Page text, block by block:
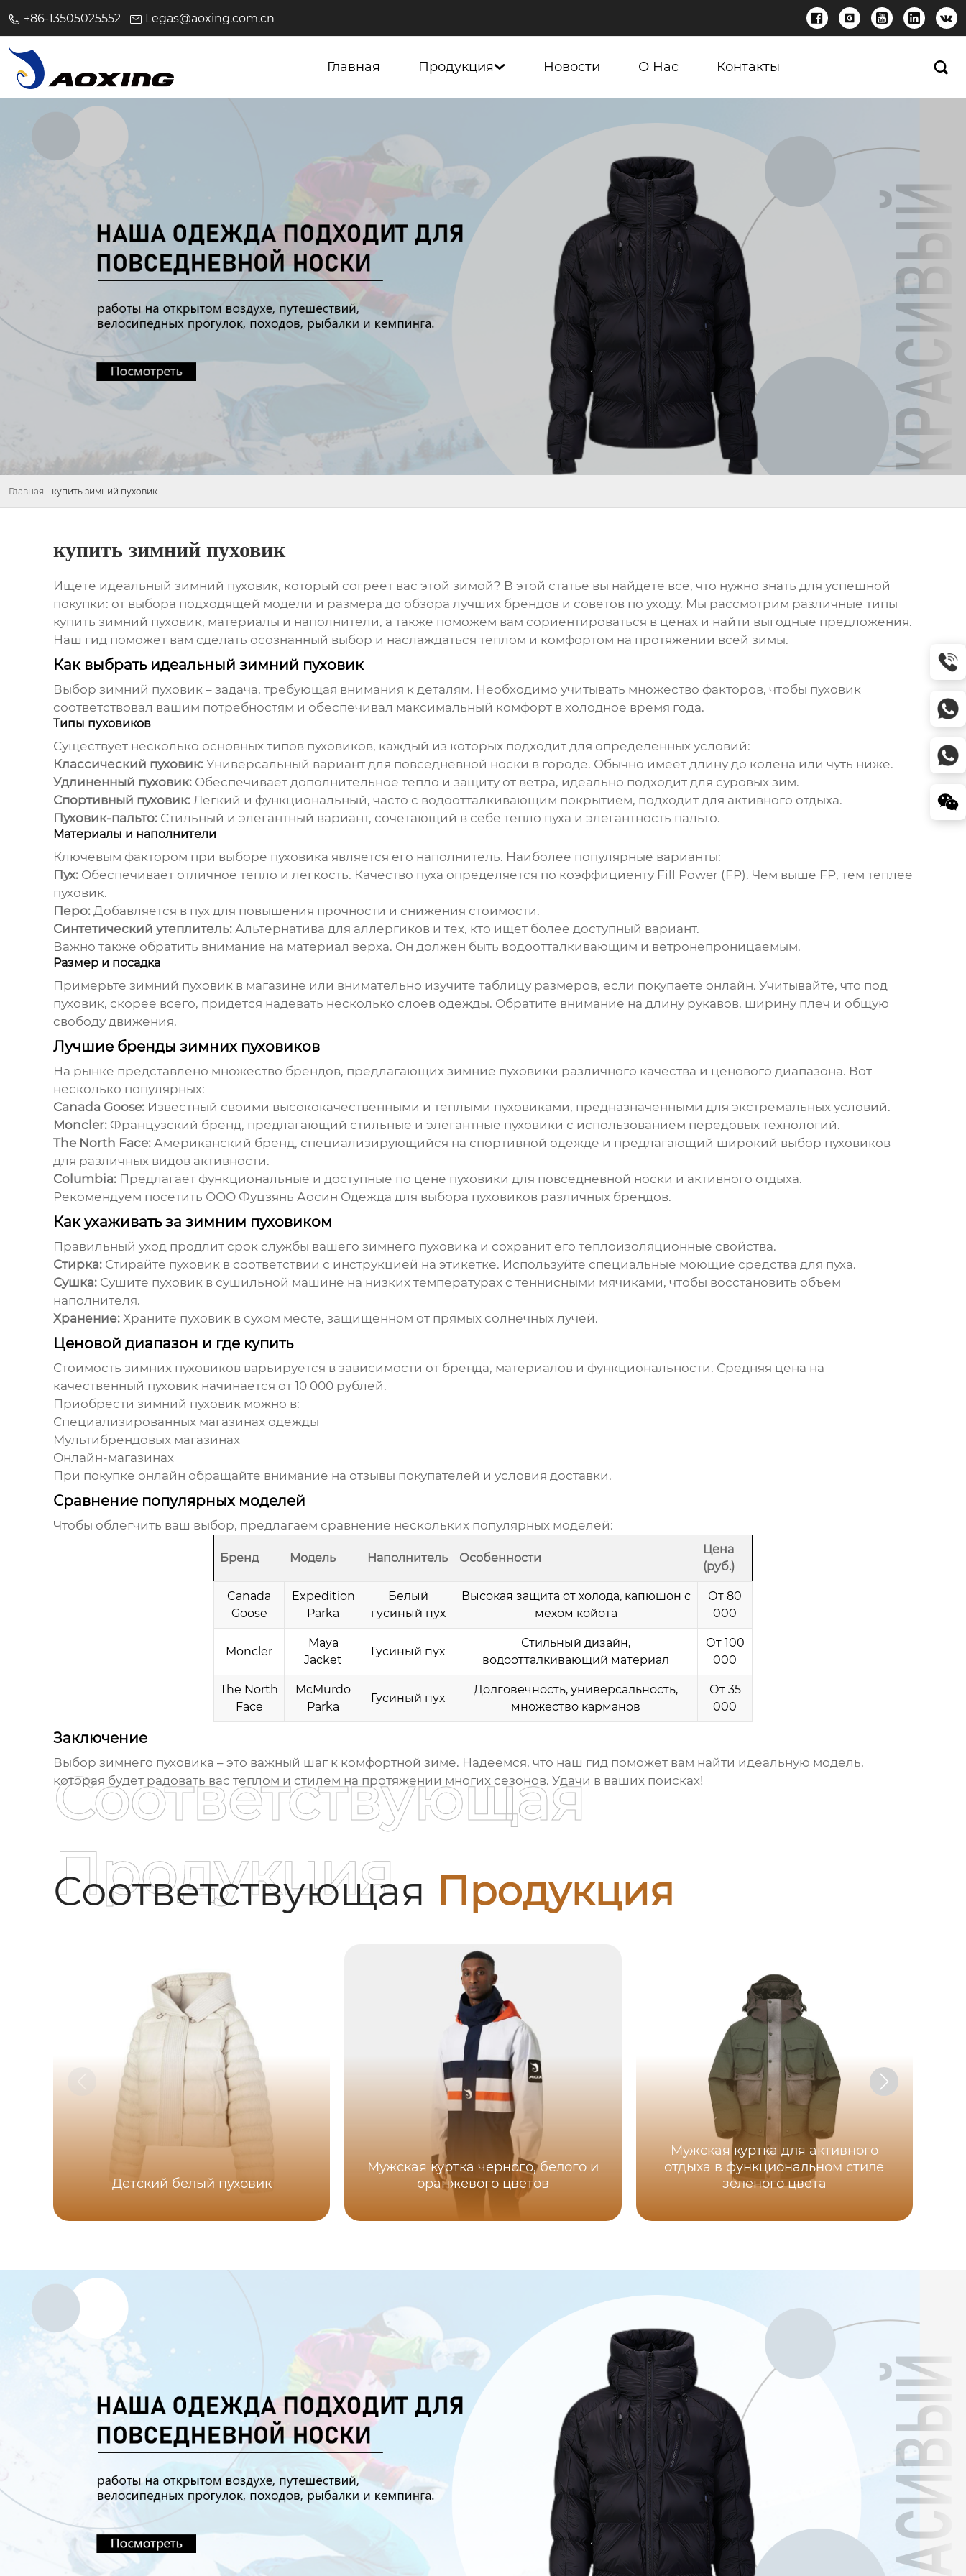
+86-13505025552 Legas@aoxing.com.cn     
Главная Продукция Новости О Нас Контакты 
Главная - купить зимний пуховик
купить зимний пуховик
Ищете идеальный зимний пуховик, который согреет вас этой зимой? В этой статье вы найдете все, что нужно знать для успешной
покупки: от выбора подходящей модели и размера до обзора лучших брендов и советов по уходу. Мы рассмотрим различные типы
купить зимний пуховик, материалы и наполнители, а также поможем вам сориентироваться в ценах и найти выгодные предложения.
Наш гид поможет вам сделать осознанный выбор и наслаждаться теплом и комфортом на протяжении всей зимы.
Как выбрать идеальный зимний пуховик
Выбор зимний пуховик– задача, требующая внимания к деталям. Необходимо учитывать множество факторов, чтобы пуховик
соответствовал вашим потребностям и обеспечивал максимальный комфорт в холодное время года.
Типы пуховиков
Существует несколько основных типов пуховиков, каждый из которых подходит для определенных условий:
Классический пуховик:Универсальный вариант для повседневной носки в городе. Обычно имеет длину до колена или чуть ниже.
Удлиненный пуховик:Обеспечивает дополнительное тепло и защиту от ветра, идеально подходит для суровых зим.
Спортивный пуховик:Легкий и функциональный, часто с водоотталкивающим покрытием, подходит для активного отдыха.
Пуховик-пальто:Стильный и элегантный вариант, сочетающий в себе тепло пуха и элегантность пальто.
Материалы и наполнители
Ключевым фактором при выборе пуховика является его наполнитель. Наиболее популярные варианты:
Пух:Обеспечивает отличное тепло и легкость. Качество пуха определяется по коэффициенту Fill Power (FP). Чем выше FP, тем теплее
пуховик.
Перо:Добавляется в пух для повышения прочности и снижения стоимости.
Синтетический утеплитель:Альтернатива для аллергиков и тех, кто ищет более доступный вариант.
Важно также обратить внимание на материал верха. Он должен быть водоотталкивающим и ветронепроницаемым.
Размер и посадка
Примерьте зимний пуховикв магазине или внимательно изучите таблицу размеров, если покупаете онлайн. Учитывайте, что под
пуховик, скорее всего, придется надевать несколько слоев одежды. Обратите внимание на длину рукавов, ширину плеч и общую
свободу движения.
Лучшие бренды зимних пуховиков
На рынке представлено множество брендов, предлагающих зимние пуховики различного качества и ценового диапазона. Вот
несколько популярных:
Canada Goose:Известный своими высококачественными и теплыми пуховиками, предназначенными для экстремальных условий.
Moncler:Французский бренд, предлагающий стильные и элегантные пуховики с использованием передовых технологий.
The North Face:Американский бренд, специализирующийся на спортивной одежде и предлагающий широкий выбор пуховиков
для различных видов активности.
Columbia:Предлагает функциональные и доступные по цене пуховики для повседневной носки и активного отдыха.
Рекомендуем посетить ООО Фуцзянь Аосин Одежда для выбора пуховиков различных брендов.
Как ухаживать за зимним пуховиком
Правильный уход продлит срок службы вашего зимнего пуховика и сохранит его теплоизоляционные свойства.
Стирка:Стирайте пуховик в соответствии с инструкцией на этикетке. Используйте специальные моющие средства для пуха.
Сушка:Сушите пуховик в сушильной машине на низких температурах с теннисными мячиками, чтобы восстановить объем
наполнителя.
Хранение:Храните пуховик в сухом месте, защищенном от прямых солнечных лучей.
Ценовой диапазон и где купить
Стоимость зимних пуховиковварьируется в зависимости от бренда, материалов и функциональности. Средняя цена на
качественный пуховик начинается от 10 000 рублей.
Приобрести зимний пуховикможно в:
Специализированных магазинах одежды
Мультибрендовых магазинах
Онлайн-магазинах
При покупке онлайн обращайте внимание на отзывы покупателей и условия доставки.
Сравнение популярных моделей
Чтобы облегчить ваш выбор, предлагаем сравнение нескольких популярных моделей:
Бренд Модель Наполнитель Особенности
Цена
(руб.)
Canada
Goose
Expedition
Parka
Белый
гусиный пух
Высокая защита от холода, капюшон с
мехом койота
От 80
000
Moncler
Maya
Jacket
Гусиный пух
Стильный дизайн,
водоотталкивающий материал
От 100
000
The North
Face
McMurdo
Parka
Гусиный пух
Долговечность, универсальность,
множество карманов
От 35
000
Заключение
Выбор зимнего пуховика – это важный шаг к комфортной зиме. Надеемся, что наш гид поможет вам найти идеальную модель,
которая будет радовать вас теплом и стилем на протяжении многих сезонов. Удачи в ваших поисках!
Соответствующая Продукция
Соответствующая
Продукция
Детский белый пуховик
Мужская куртка черного, белого и
оранжевого цветов
Мужская куртка для активного
отдыха в функциональном стиле
зеленого цвета